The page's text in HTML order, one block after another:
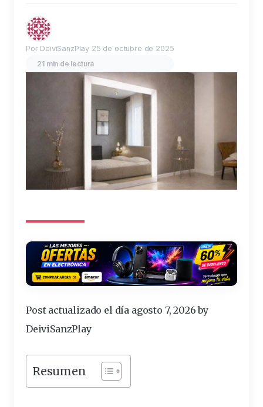
Por DeiviSanzPlay 25 de octubre de 2025
21 min de lectura
Post actualizado el día agosto 7, 2026 by
DeiviSanzPlay
Resumen